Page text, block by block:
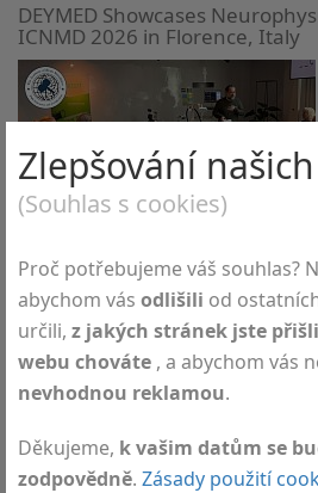
DEYMED Showcases
ICNMD 2026 in Florence, Italy
across Europe
Zlepšování
(Souhlas s cookies)
Proč potřebujeme váš souhlas?
abychom vás odlišili od
určili, z jakých stránek jste přišli
webu chováte , a abychom vás
nevhodnou reklamou.
Děkujeme, k vašim datům se
zodpovědně. Zásady použití